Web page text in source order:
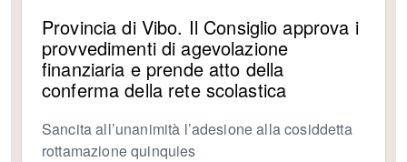
Provincia di Vibo. Il Consiglio approva i
provvedimenti di agevolazione
finanziaria e prende atto della
conferma della rete scolastica
Sancita all’unanimità l’adesione alla cosiddetta
rottamazione quinquies